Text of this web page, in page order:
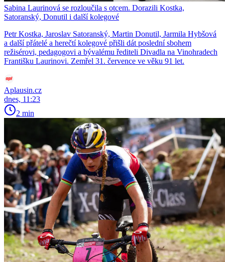
Sabina Laurinová se rozloučila s otcem. Dorazili Kostka,
Satoranský, Donutil i další kolegové
Petr Kostka, Jaroslav Satoranský, Martin Donutil, Jarmila Hybšová
a další přátelé a herečtí kolegové přišli dát poslední sbohem
režisérovi, pedagogovi a bývalému řediteli Divadla na Vinohradech
Františku Laurinovi. Zemřel 31. července ve věku 91 let.
Aplausin.cz
dnes, 11:23
2 min